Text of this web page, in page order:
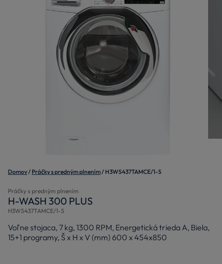
Domov Práčky s predným plnením H3WS437TAMCE/1-S
Práčky s predným plnením
H-WASH 300 PLUS
H3WS437TAMCE/1-S
Voľne stojaca, 7 kg, 1300 RPM, Energetická trieda A, Biela,
15+1 programy, Š x H x V (mm) 600 x 454x850